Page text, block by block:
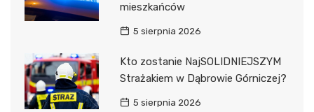
mieszkańców
5 sierpnia 2026
Kto zostanie NajSOLIDNIEJSZYM
Strażakiem w Dąbrowie Górniczej?
5 sierpnia 2026